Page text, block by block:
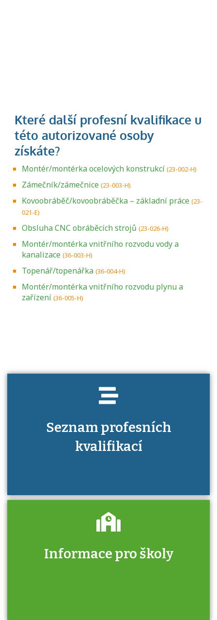
Montér/montérka ocelových konstrukcí (23-002-H)
Zámečník/zámečnice (23-003-H)
Kovoobráběč/kovoobráběčka – základní práce (23-
021-E)
Obsluha CNC obráběcích strojů (23-026-H)
Montér/montérka vnitřního rozvodu vody a
kanalizace (36-003-H)
Topenář/topenářka (36-004-H)
Montér/montérka vnitřního rozvodu plynu a
zařízení (36-005-H)
Seznam profesních
kvalifikací
Projděte si seznam profesních kvalifikací.
Informace pro školy
Zjistěte, jak se přihlásit ke zkoušce a kde